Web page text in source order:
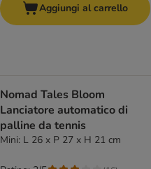
Aggiungi al carrello
Nomad Tales Bloom
Lanciatore automatico di
palline da tennis
Mini: L 26 x P 27 x H 21 cm